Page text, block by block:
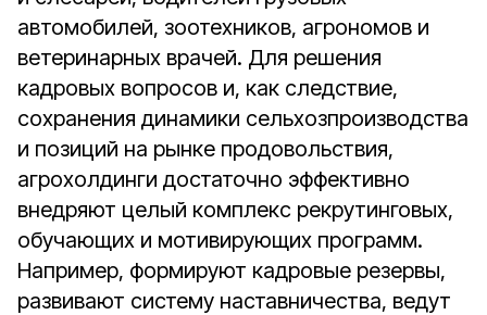
автомобилей, зоотехников, агрономов и
ветеринарных врачей. Для решения
кадровых вопросов и, как следствие,
сохранения динамики сельхозпроизводства
и позиций на рынке продовольствия,
агрохолдинги достаточно эффективно
внедряют целый комплекс рекрутинговых,
обучающих и мотивирующих программ.
Например, формируют кадровые резервы,
развивают систему наставничества, ведут